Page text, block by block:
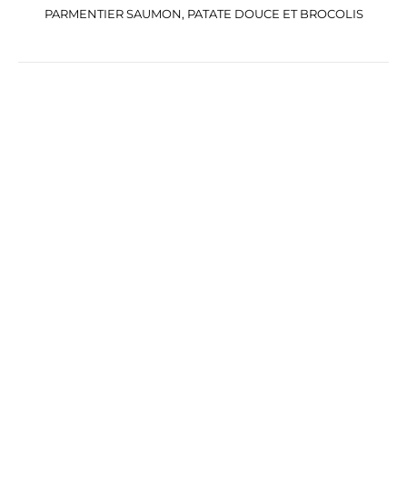
PARMENTIER SAUMON, PATATE DOUCE ET BROCOLIS